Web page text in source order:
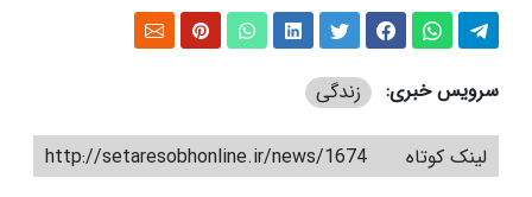
سرویس خبری: زندگی
لینک کوتاه http://setaresobhonline.ir/news/1674